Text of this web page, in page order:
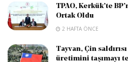
TPAO, Kerkük’te
Ortak Oldu
2 HAFTA ÖNCE
Tayvan, Çin
üretimini taşımayı